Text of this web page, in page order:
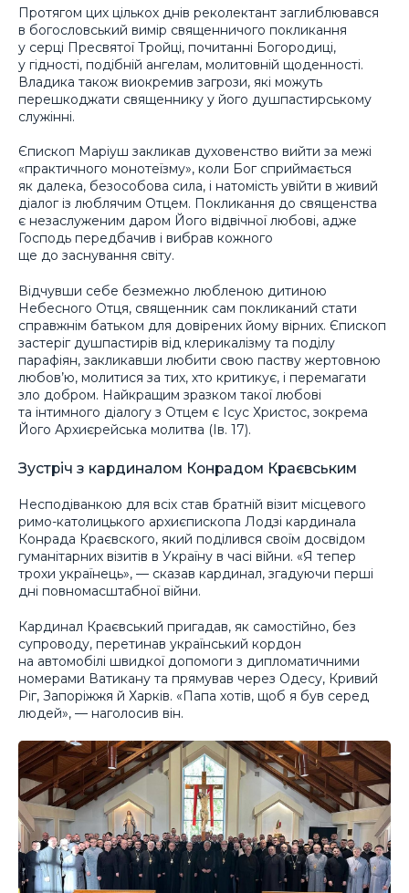
Протягом цих цількох днів реколектант заглиблювався
в богословський вимір священничого покликання
у серці Пресвятої Тройці, почитанні Богородиці,
у гідності, подібній ангелам, молитовній щоденності.
Владика також виокремив загрози, які можуть
перешкоджати священнику у його душпастирському
служінні.
Єпископ Маріуш закликав духовенство вийти за межі
«практичного монотеїзму», коли Бог сприймається
як далека, безособова сила, і натомість увійти в живий
діалог із люблячим Отцем. Покликання до священства
є незаслуженим даром Його відвічної любові, адже
Господь передбачив і вибрав кожного
ще до заснування світу.
Відчувши себе безмежно любленою дитиною
Небесного Отця, священник сам покликаний стати
справжнім батьком для довірених йому вірних. Єпископ
застеріг душпастирів від клерикалізму та поділу
парафіян, закликавши любити свою паству жертовною
любов’ю, молитися за тих, хто критикує, і перемагати
зло добром. Найкращим зразком такої любові
та інтимного діалогу з Отцем є Ісус Христос, зокрема
Його Архиєрейська молитва (Ів. 17).
Зустріч з кардиналом Конрадом Краєвським
Несподіванкою для всіх став братній візит місцевого
римо-католицького архиєпископа Лодзі кардинала
Конрада Краєвского, який поділився своїм досвідом
гуманітарних візитів в Україну в часі війни. «Я тепер
трохи українець», — сказав кардинал, згадуючи перші
дні повномасштабної війни.
Кардинал Краєвський пригадав, як самостійно, без
супроводу, перетинав український кордон
на автомобілі швидкої допомоги з дипломатичними
номерами Ватикану та прямував через Одесу, Кривий
Ріг, Запоріжжя й Харків. «Папа хотів, щоб я був серед
людей», — наголосив він.